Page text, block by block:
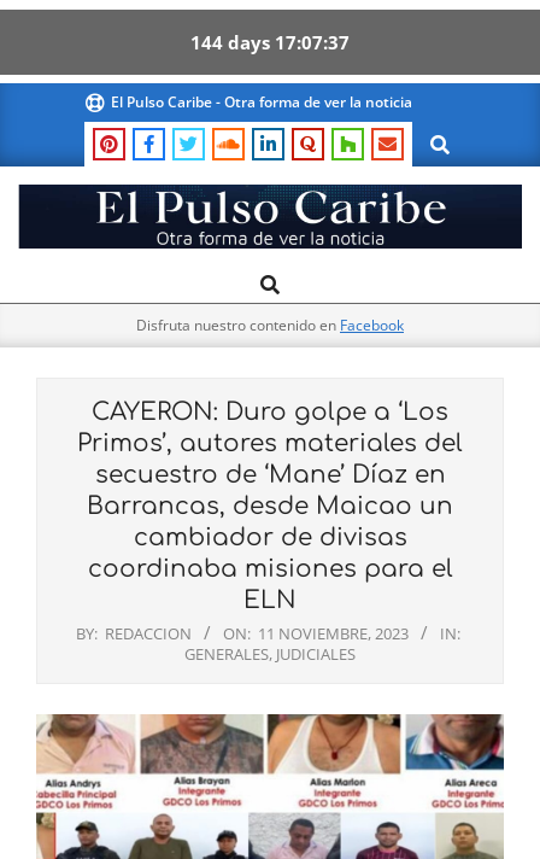
144 days 17 07 36
content
El Pulso Caribe - Otra forma de ver la noticia
Search
El
Pulso
Navigation
Search
Disfruta nuestro contenido en Facebook
CAYERON: Duro golpe a ‘Los
Primos’, autores materiales del
secuestro de ‘Mane’ Díaz en
Barrancas, desde Maicao un
cambiador de divisas
coordinaba misiones para el
ELN
BY: REDACCION ON: 11 NOVIEMBRE, 2023
IN:
GENERALES, JUDICIALES